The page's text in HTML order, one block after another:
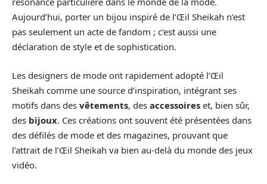
Aujourd’hui, porter un bijou inspiré de l’Œil Sheikah n’est
pas seulement un acte de fandom ; c’est aussi une
déclaration de style et de sophistication.
Les designers de mode ont rapidement adopté l’Œil
Sheikah comme une source d’inspiration, intégrant ses
motifs dans des vêtements, des accessoires et, bien sûr,
des bijoux. Ces créations ont souvent été présentées dans
des défilés de mode et des magazines, prouvant que
l’attrait de l’Œil Sheikah va bien au-delà du monde des jeux
vidéo.